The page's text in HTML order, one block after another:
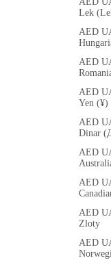
Lek
AED
AED
AED
Yen (¥)
AED
Dinar
AED
AED
AED
Zloty
AED